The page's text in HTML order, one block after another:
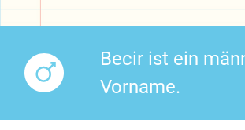
Becir ist ein
Vorname.